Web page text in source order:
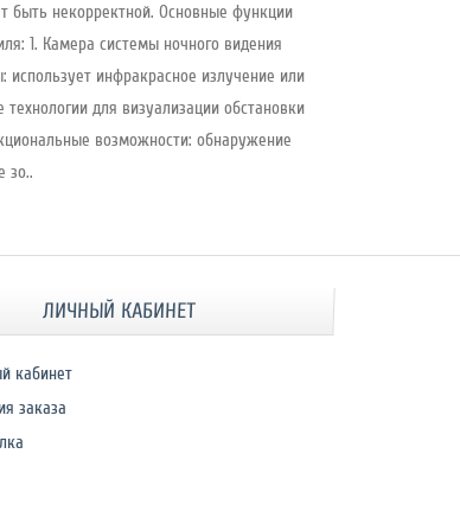
быть некорректной. Основные функции
1. Камера системы ночного видения
использует инфракрасное излучение или
технологии для визуализации обстановки
возможности: обнаружение
зо..
ЛИЧНЫЙ КАБИНЕТ
кабинет
заказа